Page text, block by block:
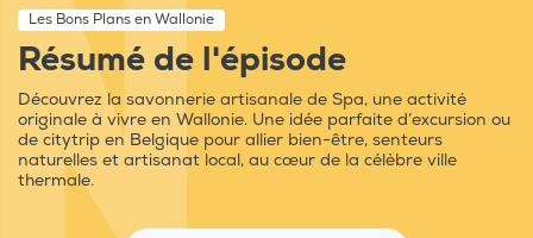
Les Bons Plans en Wallonie
Résumé de l'épisode
Découvrez la savonnerie artisanale de Spa, une activité
originale à vivre en Wallonie. Une idée parfaite d’excursion ou
de citytrip en Belgique pour allier bien-être, senteurs
naturelles et artisanat local, au cœur de la célèbre ville
thermale.